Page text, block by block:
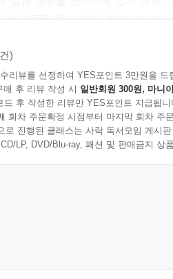
략 201
재정확보 계획 203
성 후의 미래상 203
대한 대비 205
결과를 차기 기획에 사용하는 일 205
은 “기독교 사회봉사 실천의 기
를 실현하기 위한 수단으로 교회
다. 특히 초기 한국선교에 있어 병
회봉사의 중요성을 강조하였다.
선 “기독교 사회봉사 실천, 어떻게
런 일들을 할 수 있을 것입니다. 다
회 원로목사)
)
리뷰를 선정하여 YES포인트 3만원을 드
매 후 리뷰 작성 시 일반회원 300원, 마니
드 후 작성한 리뷰만 YES포인트 지급됩니
회차 주문확정 시점부터 마지막 회차 주
로 진행된 클래스는 사락 독서모임 게시
LP, DVD/Blu-ray, 패션 및 판매금지 상